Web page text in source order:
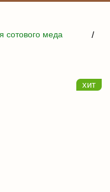
сотового меда
хит